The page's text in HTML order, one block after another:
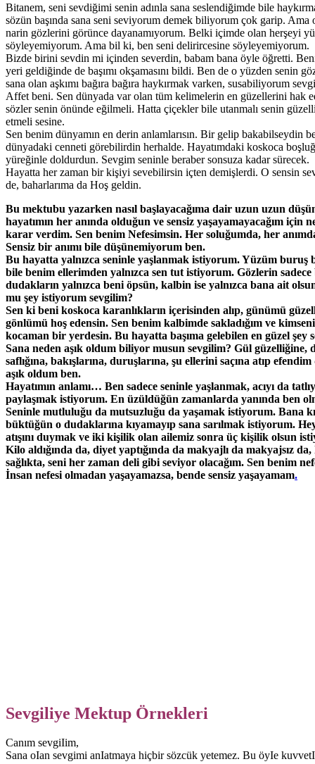
Bitanem, seni sevdiğimi senin adınla sana seslendiğimde bile
sözün başında sana seni seviyorum demek biliyorum çok garip. Ama
narin gözlerini görünce dayanamıyorum. Belki içimde olan herşeyi
söyleyemiyorum. Ama bil ki, ben seni delirircesine söyleyemiyorum.
Bizde birini sevdin mi içinden severdin, babam bana öyle öğretti.
yeri geldiğinde de başımı okşamasını bildi. Ben de o yüzden senin
sana olan aşkımı bağıra bağıra haykırmak varken, susabiliyorum
Affet beni. Sen dünyada var olan tüm kelimelerin en güzellerini hak
sözler senin önünde eğilmeli. Hatta çiçekler bile utanmalı senin
etmeli sesine.
Sen benim dünyamın en derin anlamlarısın. Bir gelip bakabilseydin
dünyadaki cenneti görebilirdin herhalde. Hayatımdaki koskoca
yüreğinle doldurdun. Sevgim seninle beraber sonsuza kadar sürecek.
Hayatta her zaman bir kişiyi sevebilirsin içten demişlerdi. O sensin
de, baharlarıma da Hoş geldin.
Bu mektubu yazarken nasıl başlayacağıma dair uzun uzun
hayatımın her anında olduğun ve sensiz yaşayamayacağım için
karar verdim. Sen benim Nefesimsin. Her soluğumda, her
Sensiz bir anımı bile düşünemiyorum ben.
Bu hayatta yalnızca seninle yaşlanmak istiyorum. Yüzüm buruş
bile benim ellerimden yalnızca sen tut istiyorum. Gözlerin sadece
dudakların yalnızca beni öpsün, kalbin ise yalnızca bana ait
mu şey istiyorum sevgilim?
Sen ki beni koskoca karanlıkların içerisinden alıp, günümü
gönlümü hoş edensin. Sen benim kalbimde sakladığım ve
kocaman bir yerdesin. Bu hayatta başıma gelebilen en güzel şey
Sana neden aşık oldum biliyor musun sevgilim? Gül güzelliğine,
saflığına, bakışlarına, duruşlarına, şu ellerini saçına atıp
aşık oldum ben.
Hayatımın anlamı… Ben sadece seninle yaşlanmak, acıyı da
paylaşmak istiyorum. En üzüldüğün zamanlarda yanında ben
Seninle mutluluğu da mutsuzluğu da yaşamak istiyorum. Bana
büktüğün o dudaklarına kıyamayıp sana sarılmak istiyorum.
atışını duymak ve iki kişilik olan ailemiz sonra üç kişilik olsun
Kilo aldığında da, diyet yaptığında da makyajlı da makyajsız
sağlıkta, seni her zaman deli gibi seviyor olacağım. Sen benim
İnsan nefesi olmadan yaşayamazsa, bende sensiz yaşayamam.
Sevgiliye Mektup Örnekleri
Canım sevgiIim,
Sana oIan sevgimi anIatmaya hiçbir sözcük yetemez. Bu öyIe